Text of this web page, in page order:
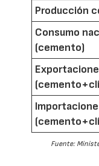
Producción
Consumo
(cemento)
Fuente: